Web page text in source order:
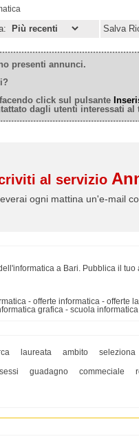
Salva
presenti annunci.
click sul pulsante
dagli utenti interessati al
al servizio
ogni mattina un'e-mail
a Bari. Pubblica il
- offerte informatica - offerte
grafica - scuola informatica
laureata ambito seleziona
guadagno commeciale